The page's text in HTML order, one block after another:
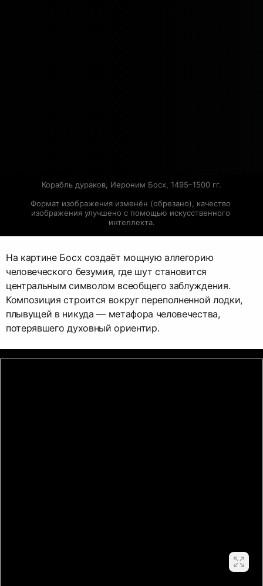
Корабль дураков, Иероним Босх, 1495–1500 гг.
Формат изображения изменён (обрезано), качество
изображения улучшено с помощью искусственного
интеллекта.
На картине Босх создаёт мощную аллегорию
человеческого безумия, где шут становится
центральным символом всеобщего заблуждения.
Композиция строится вокруг переполненной лодки,
плывущей в никуда — метафора человечества,
потерявшего духовный ориентир.